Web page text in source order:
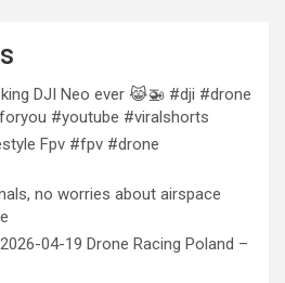
DJI Neo ever 😹🚁 #dji #drone
#youtube #viralshorts
Fpv #fpv #drone
no worries about airspace
04-19 Drone Racing Poland –